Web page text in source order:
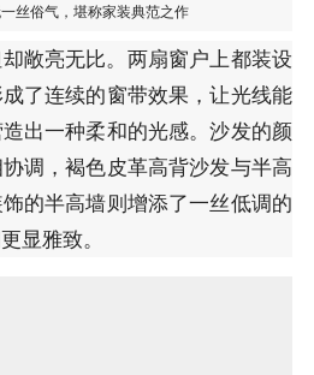
丝俗气，堪称家装典范之作
敞亮无比。两扇窗户上都装设
了连续的窗带效果，让光线能
出一种柔和的光感。沙发的颜
调，褐色皮革高背沙发与半高
的半高墙则增添了一丝低调的
显雅致。